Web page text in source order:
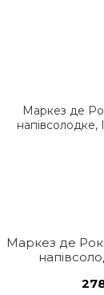
Маркез де